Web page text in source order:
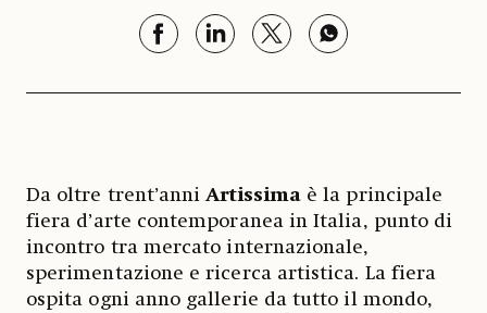
Da oltre trent’anniArtissima è la principale
fiera d’arte contemporanea in Italia, punto di
incontro tra mercato internazionale,
sperimentazione e ricerca artistica. La fiera
ospita ogni anno gallerie da tutto il mondo,